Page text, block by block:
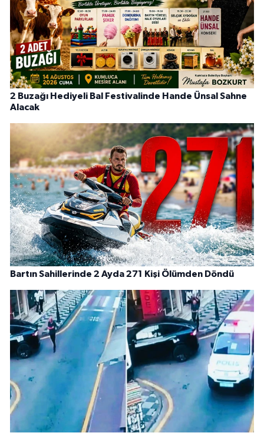
2 Buzağı Hediyeli Bal Festivalinde Hande Ünsal Sahne
Alacak
Bartın Sahillerinde 2 Ayda 271 Kişi Ölümden Döndü